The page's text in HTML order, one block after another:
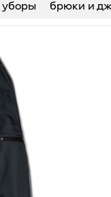
уборы брюки и